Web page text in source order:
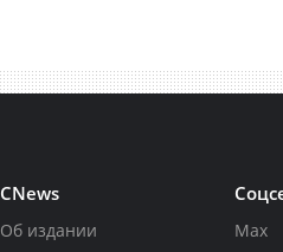
CNews
Об издании
Max